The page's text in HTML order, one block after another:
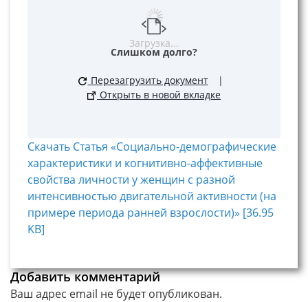
Загрузка...
Слишком долго?
Перезагрузить документ
|
Открыть в новой вкладке
Скачать Статья «Социально-демографические
характеристики и когнитивно-аффективные
свойства личности у женщин с разной
интенсивностью двигательной активности (на
примере периода ранней взрослости)» [36.95
KB]
Добавить комментарий
Ваш адрес email не будет опубликован.